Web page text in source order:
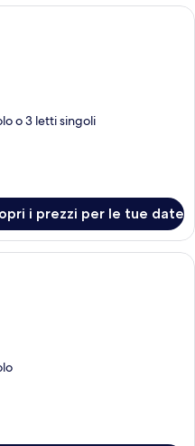
Una camera da letto con un letto
o 3 letti singoli
i prezzi per le tue date
Una camera da letto con un letto